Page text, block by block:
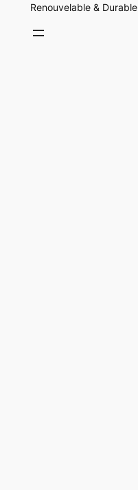
Renouvelable & Durable